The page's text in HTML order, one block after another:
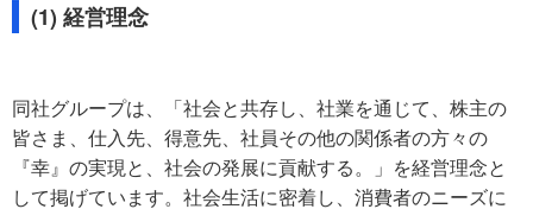
(1) 経営理念
同社グループは、「社会と共存し、社業を通じて、株主の
皆さま、仕入先、得意先、社員その他の関係者の方々の
『幸』の実現と、社会の発展に貢献する。」を経営理念と
して掲げています。社会生活に密着し、消費者のニーズに